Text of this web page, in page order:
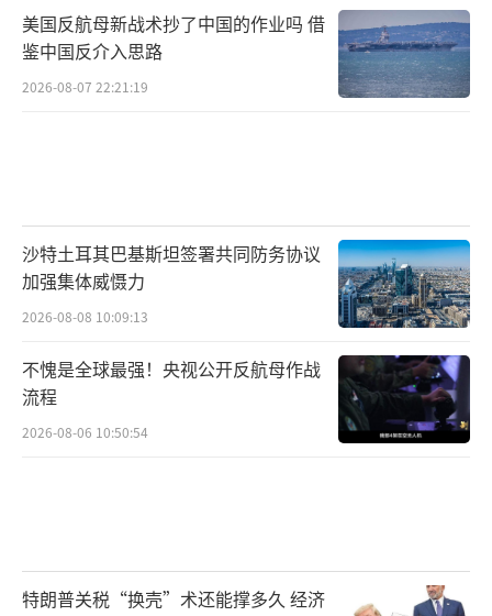
美国反航母新战术抄了中国的作业吗 借
鉴中国反介入思路
2026-08-07 22:21:19
沙特土耳其巴基斯坦签署共同防务协议
加强集体威慑力
2026-08-08 10:09:13
不愧是全球最强！央视公开反航母作战
流程
2026-08-06 10:50:54
特朗普关税“换壳”术还能撑多久 经济